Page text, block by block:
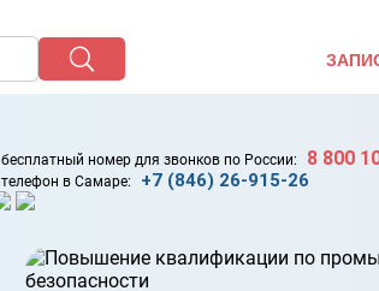
бесплатный номер для звонков по России: 8 800
телефон в Самаре: +7 (846) 26-915-26